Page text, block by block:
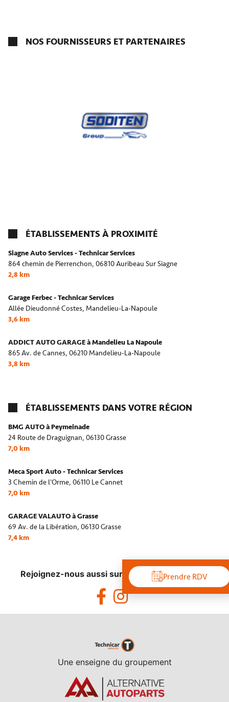
NOS FOURNISSEURS ET PARTENAIRES
ÉTABLISSEMENTS À PROXIMITÉ
Siagne Auto Services - Technicar Services
864 chemin de Pierrenchon, 06810 Auribeau Sur Siagne
2,8 km
Garage Ferbec - Technicar Services
Allée Dieudonné Costes, Mandelieu-La-Napoule
3,6 km
ADDICT AUTO GARAGE à Mandelieu La Napoule
865 Av. de Cannes, 06210 Mandelieu-La-Napoule
3,8 km
ÉTABLISSEMENTS DANS VOTRE RÉGION
BMG AUTO à Peymeinade
24 Route de Draguignan, 06130 Grasse
7,0 km
Meca Sport Auto - Technicar Services
3 Chemin de l'Orme, 06110 Le Cannet
7,0 km
GARAGE VALAUTO à Grasse
69 Av. de la Libération, 06130 Grasse
7,4 km
Prendre RDV
Rejoignez-nous aussi sur les réseaux sociaux !
Une enseigne du groupement